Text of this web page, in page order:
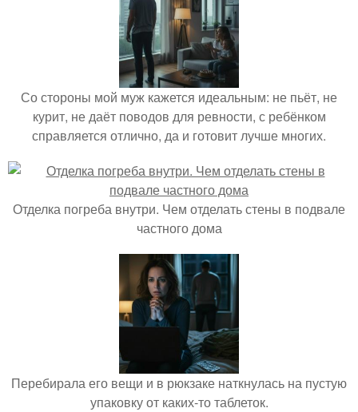
Со стороны мой муж кажется идеальным: не пьёт, не
курит, не даёт поводов для ревности, с ребёнком
справляется отлично, да и готовит лучше многих.
Отделка погреба внутри. Чем отделать стены в подвале
частного дома
Перебирала его вещи и в рюкзаке наткнулась на пустую
упаковку от каких-то таблеток.